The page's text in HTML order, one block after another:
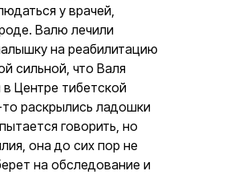
у врачей,
Валю лечили
на реабилитацию
сильной, что Валя
Центре тибетской
раскрылись ладошки
говорить, но
она до сих пор не
на обследование и